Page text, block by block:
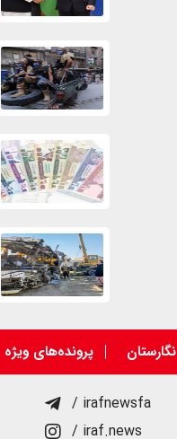
نگارستان پرونده‌های ویژه
/ irafnewsfa
/ iraf.news